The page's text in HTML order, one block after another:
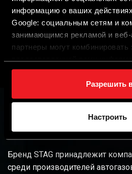
информацию о ваших
Google: социальным сетям и
занимающимся рекламой и
партнеры могут комбинировать
предоставленной вами
данными, которые они
Разрешить
Настроить
« 1 2
Бренд STAG принадлежит
среди производителей